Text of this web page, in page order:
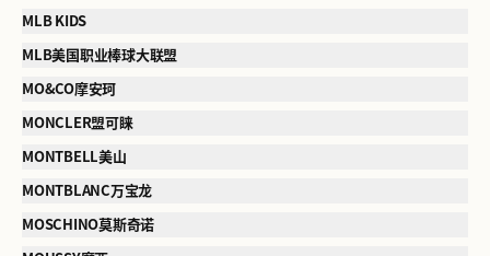
MLB KIDS
MLB美国职业棒球大联盟
MO&CO摩安珂
MONCLER盟可睐
MONTBELL美山
MONTBLANC万宝龙
MOSCHINO莫斯奇诺